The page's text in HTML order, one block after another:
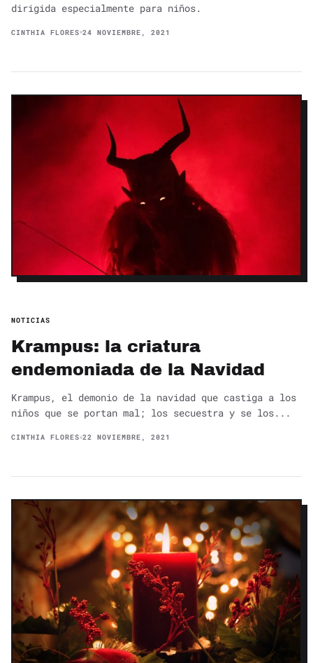
dirigida especialmente para niños.
CINTHIA FLORES 24 NOVIEMBRE, 2021
NOTICIAS
Krampus: la criatura
endemoniada de la Navidad
Krampus, el demonio de la navidad que castiga a los
niños que se portan mal; los secuestra y se los...
CINTHIA FLORES 22 NOVIEMBRE, 2021